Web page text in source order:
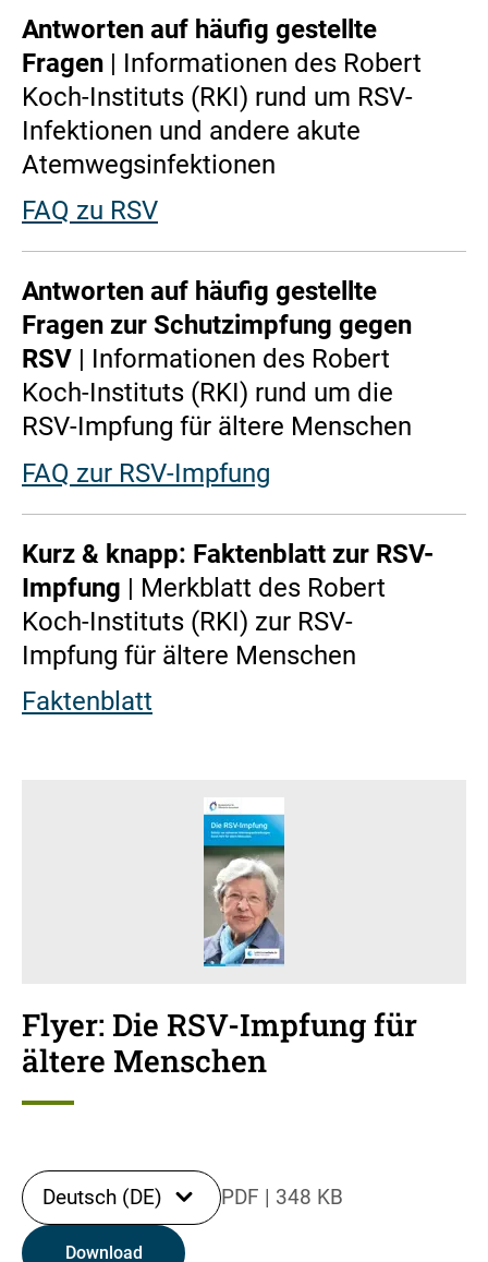
Antworten auf häufig gestellte
Fragen | Informationen des Robert
Koch-Instituts (RKI) rund um RSV-
Infektionen und andere akute
Atemwegsinfektionen
FAQ zu RSV
Antworten auf häufig gestellte
Fragen zur Schutzimpfung gegen
RSV | Informationen des Robert
Koch-Instituts (RKI) rund um die
RSV-Impfung für ältere Menschen
FAQ zur RSV-Impfung
Kurz & knapp: Faktenblatt zur RSV-
Impfung | Merkblatt des Robert
Koch-Instituts (RKI) zur RSV-
Impfung für ältere Menschen
Faktenblatt
Flyer: Die RSV-Impfung für
ältere Menschen
Deutsch (DE) PDF | 348 KB
Download